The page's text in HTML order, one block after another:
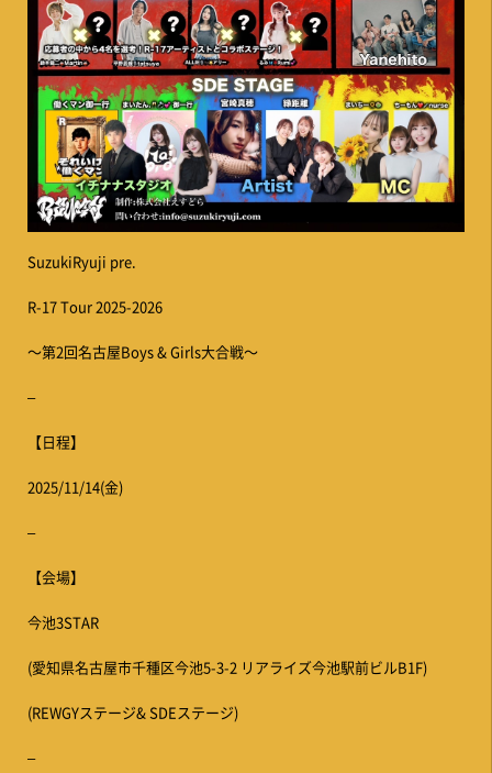
SuzukiRyuji pre.
R-17 Tour 2025-2026
〜第2回名古屋Boys & Girls大合戦〜
–
【日程】
2025/11/14(金)
–
【会場】
今池3STAR
(愛知県名古屋市千種区今池5-3-2 リアライズ今池駅前ビルB1F)
(REWGYステージ& SDEステージ)
–